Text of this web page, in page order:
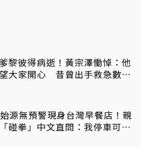
黎彼得病逝！黃宗澤慟悼：他
大家開心 昔曾出手救急數十
源無預警現身台灣早餐店！親
碰拳」中文直問：我停車可以